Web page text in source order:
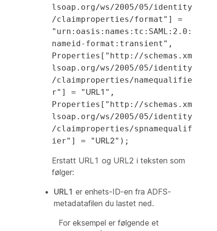
lsoap.org/ws/2005/05/identity
/claimproperties/format"] =
"urn:oasis:names:tc:SAML:2.0:
nameid-format:transient",
Properties["http://schemas.xm
lsoap.org/ws/2005/05/identity
/claimproperties/namequalifie
r"] = " URL1 ",
Properties["http://schemas.xm
lsoap.org/ws/2005/05/identity
/claimproperties/spnamequalif
ier"] = " URL2");
Erstatt URL1 og URL2 i teksten som
følger:
URL1 er enhets-ID-en fra ADFS-
metadatafilen du lastet ned.
For eksempel er følgende et